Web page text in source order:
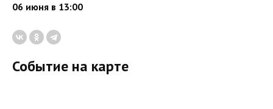
06 июня в 13:00
Событие на карте